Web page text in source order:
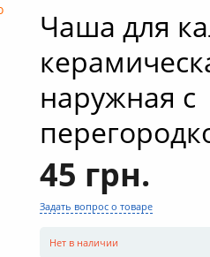
Чаша для
наружная с
45 грн.
Задать вопрос о товаре
Нет в наличии